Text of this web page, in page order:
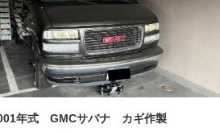
年式 GMCサバナ カギ作製